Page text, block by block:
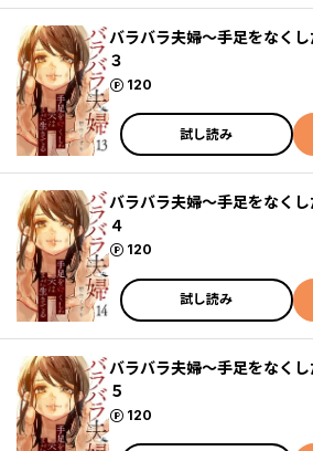
バラバラ夫婦～手足をなく
３
120
ポイント
試し読み
バラバラ夫婦～手足をなく
４
120
ポイント
試し読み
バラバラ夫婦～手足をなく
５
120
ポイント